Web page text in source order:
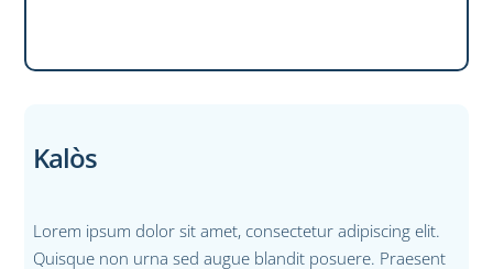
Kalòs
Lorem ipsum dolor sit amet, consectetur adipiscing elit.
Quisque non urna sed augue blandit posuere. Praesent